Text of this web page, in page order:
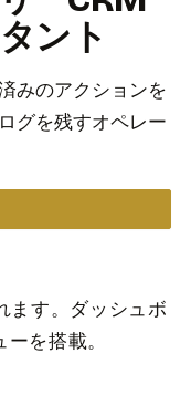
ント
みのアクションを
グを残すオペレー
す。ダッシュボ
を搭載。